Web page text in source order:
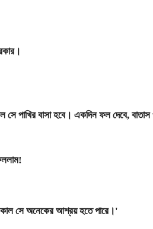
পাখির বাসা হবে। একদিন ফল দেবে,
সে অনেকের আশ্রয় হতে পারে।'